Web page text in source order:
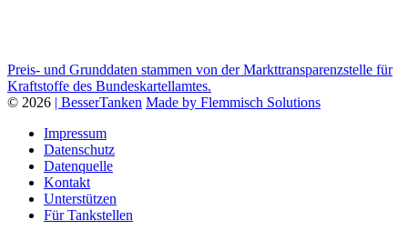
Preis- und Grunddaten stammen von der Markttransparenzstelle für
Kraftstoffe des Bundeskartellamtes.
© 2026 | BesserTanken Made by Flemmisch Solutions
Impressum
Datenschutz
Datenquelle
Kontakt
Unterstützen
Für Tankstellen